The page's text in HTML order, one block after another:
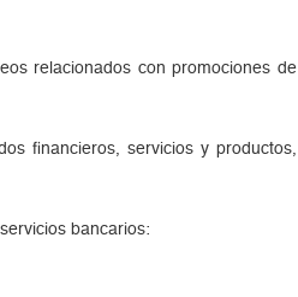
relacionados con promociones de
financieros, servicios y productos,
bancarios: